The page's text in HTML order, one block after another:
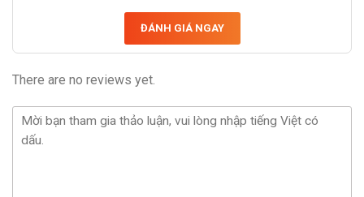
ĐÁNH GIÁ NGAY
There are no reviews yet.